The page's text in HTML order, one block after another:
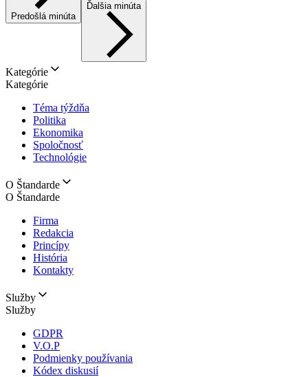
Predošlá minúta
Ďalšia minúta
Kategórie
Kategórie
Téma týždňa
Politika
Ekonomika
Spoločnosť
Technológie
O Štandarde
O Štandarde
Firma
Redakcia
Princípy
História
Kontakty
Služby
Služby
GDPR
V.O.P
Podmienky používania
Kódex diskusií